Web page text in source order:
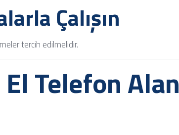
Çalışın
tercih edilmelidir.
Telefon Alan